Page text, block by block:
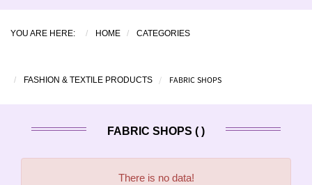
YOU ARE HERE: HOME CATEGORIES
FASHION & TEXTILE PRODUCTS FABRIC SHOPS
FABRIC SHOPS ( )
There is no data!